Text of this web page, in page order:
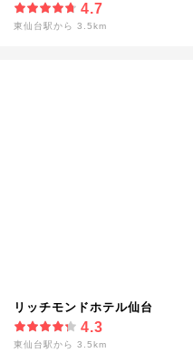
4.7
東仙台駅から 3.5km
リッチモンドホテル仙台
4.3
東仙台駅から 3.5km